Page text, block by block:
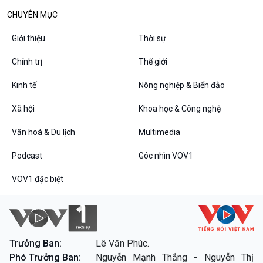
Podcast
Góc nhìn VOV1
Bình luận
Câu chuyện thời sự
Đối thoại
Diễn đàn chủ nhật
VOV1 đặc biệt
Thanh âm ký sự
Chân dung cuộc sống
CHUYÊN MỤC
Giới thiệu Thời sự
Chính trị Thế giới
Kinh tế Nông nghiệp & Biển đảo
Xã hội Khoa học & Công nghệ
Văn hoá & Du lịch Multimedia
Podcast Góc nhìn VOV1
VOV1 đặc biệt
Trưởng Ban:
Lê Văn Phúc.
Phó Trưởng Ban:
Nguyễn Mạnh Thắng - Nguyễn Thị